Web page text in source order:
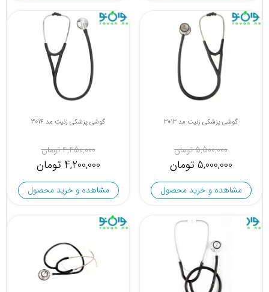
گوشی پزشکی زنیت مد 3013
5,500,000 تومان
5,000,000 تومان
مشاهده و خرید محصول
گوشی پزشکی زنیت مد 3014
4,450,000 تومان
4,200,000 تومان
مشاهده و خرید محصول